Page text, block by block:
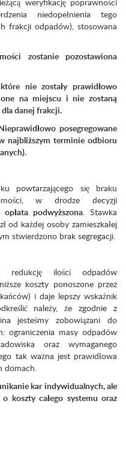
niedopełnienia tego
frakcji odpadów), stosowana
zostanie pozostawiona
nie zostały prawidłowo
na miejscu i nie zostaną
danej frakcji.
posegregowane
najbliższym terminie odbioru
powtarzającego się braku
w drodze decyzji
opłata podwyższona. Stawka
od każdej osoby zamieszkałej
stwierdzono brak segregacji.
redukcję ilości odpadów
koszty ponoszone przez
i daje lepszy wskaźnik
należy, że zgodnie z
jesteśmy zobowiązani do
ograniczenia masy odpadów
oraz wymaganego
tak ważna jest prawidłowa
domach.
kar indywidualnych, ale
koszty całego systemu oraz